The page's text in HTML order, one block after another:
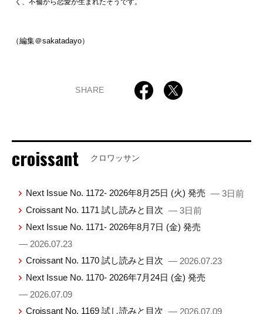
（編集＠sakatadayo）
SHARE
croissant クロワッサン
Next Issue No. 1172- 2026年8月25日 (火) 発売 — 3日前
Croissant No. 1171 試し読みと目次 — 3日前
Next Issue No. 1171- 2026年8月7日 (金) 発売
— 2026.07.23
Croissant No. 1170 試し読みと目次 — 2026.07.23
Next Issue No. 1170- 2026年7月24日 (金) 発売
— 2026.07.09
Croissant No. 1169 試し読みと目次 — 2026.07.09